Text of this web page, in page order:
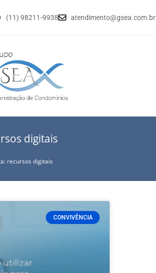
(11) 98211-9938 atendimento@gsea.com.br
digitais
recursos digitais
CONVIVÊNCIA